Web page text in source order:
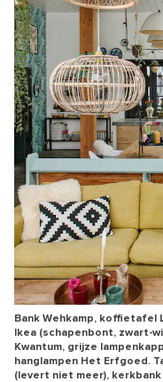
Bank Wehkamp, koffietafel
Ikea (schapenbont, zwart-
Kwantum, grijze
hanglampen Het Erfgoed.
(levert niet meer),